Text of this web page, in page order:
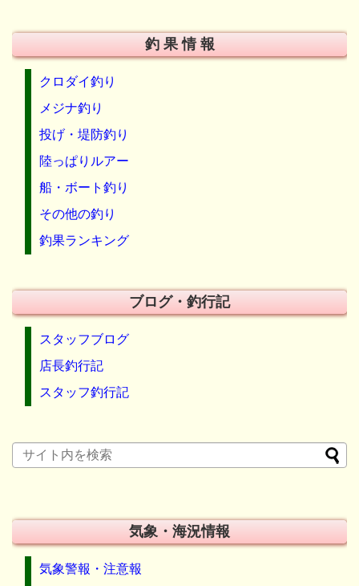
釣 果 情 報
クロダイ釣り
メジナ釣り
投げ・堤防釣り
陸っぱりルアー
船・ボート釣り
その他の釣り
釣果ランキング
ブログ・釣行記
スタッフブログ
店長釣行記
スタッフ釣行記
気象・海況情報
気象警報・注意報